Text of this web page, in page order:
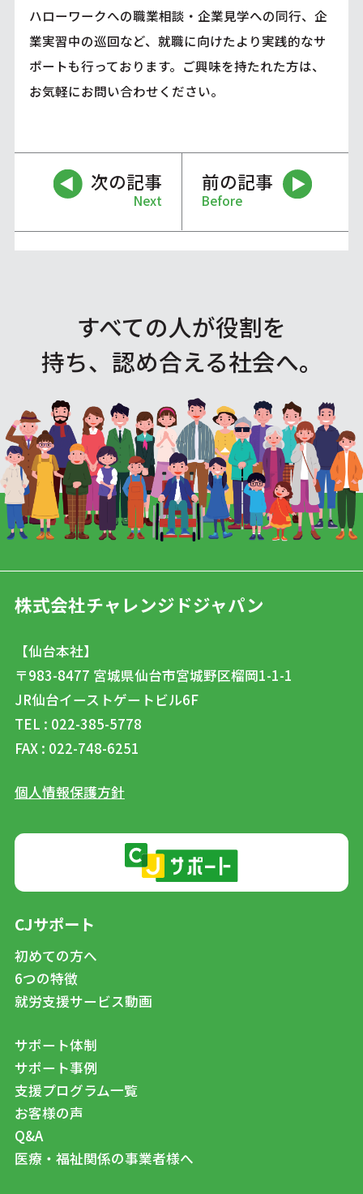
ハローワークへの職業相談・企業見学への同行、企
業実習中の巡回など、就職に向けたより実践的なサ
ポートも行っております。ご興味を持たれた方は、
お気軽にお問い合わせください。
次の記事
Next
前の記事
Before
すべての人が役割を
持ち、認め合える社会へ。
株式会社チャレンジドジャパン
【仙台本社】
〒983-8477 宮城県仙台市宮城野区榴岡1-1-1
JR仙台イーストゲートビル6F
TEL : 022-385-5778
FAX : 022-748-6251
個人情報保護方針
CJサポート
初めての方へ
6つの特徴
就労支援サービス動画
サポート体制
サポート事例
支援プログラム一覧
お客様の声
Q&A
医療・福祉関係の事業者様へ